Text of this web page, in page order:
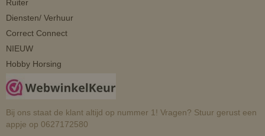
Ruiter
Diensten/ Verhuur
Correct Connect
NIEUW
Hobby Horsing
Bij ons staat de klant altijd op nummer 1! Vragen? Stuur gerust een
appje op 0627172580